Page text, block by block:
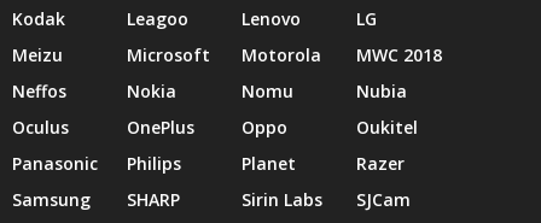
Kodak
Leagoo Lenovo
LG
Meizu
Microsoft Motorola
MWC 2018
Neffos
Nokia Nomu
Nubia
Oculus
OnePlus Oppo
Oukitel
Panasonic
Philips Planet
Razer
Samsung
SHARP Sirin Labs
SJCam